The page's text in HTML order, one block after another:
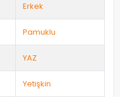
Erkek
Pamuklu
YAZ
Yetişkin